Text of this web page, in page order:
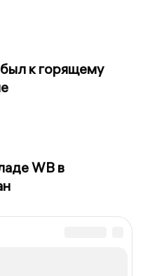
к горящему
WB в